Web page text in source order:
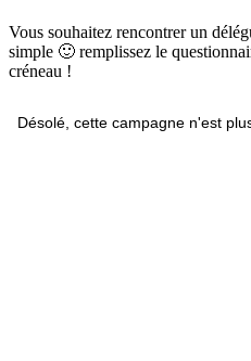
Vous souhaitez rencontrer un
simple 🙂 remplissez le
créneau !